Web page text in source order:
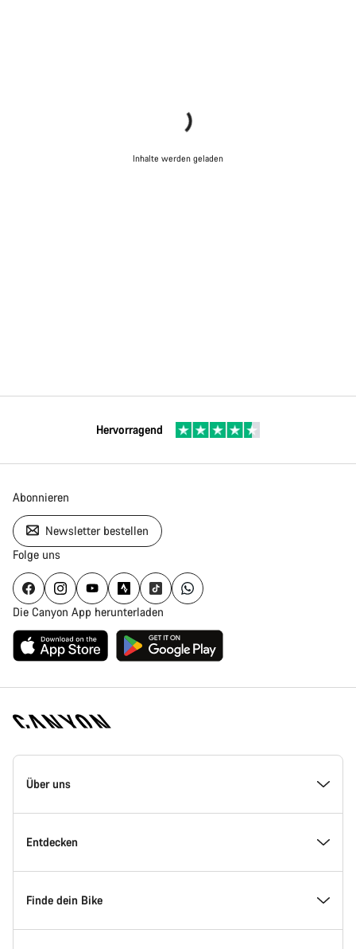
Inhalte werden geladen
Hervorragend
Abonnieren
Newsletter bestellen
Folge uns
Die Canyon App herunterladen
Canyon
Homepage
Über uns
Inside Canyon
Innovation bei Canyon
Entdecken
Events
Finde dein Bike